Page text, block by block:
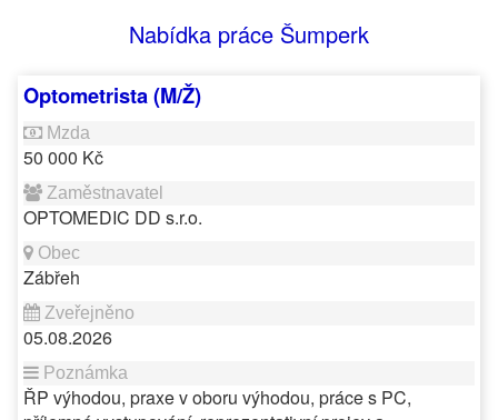
Nabídka práce Šumperk
Optometrista (M/Ž)
50 000 Kč
OPTOMEDIC DD s.r.o.
Zábřeh
05.08.2026
ŘP výhodou, praxe v oboru výhodou, práce s PC,